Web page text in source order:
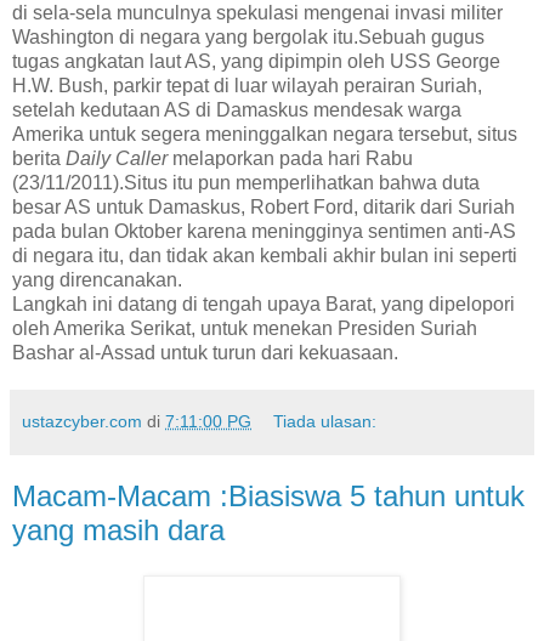
di sela-sela munculnya spekulasi mengenai invasi militer
Washington di negara yang bergolak itu.Sebuah gugus
tugas angkatan laut AS, yang dipimpin oleh USS George
H.W. Bush, parkir tepat di luar wilayah perairan Suriah,
setelah kedutaan AS di Damaskus mendesak warga
Amerika untuk segera meninggalkan negara tersebut, situs
berita Daily Callermelaporkan pada hari Rabu
(23/11/2011).Situs itu pun memperlihatkan bahwa duta
besar AS untuk Damaskus, Robert Ford, ditarik dari Suriah
pada bulan Oktober karena meningginya sentimen anti-AS
di negara itu, dan tidak akan kembali akhir bulan ini seperti
yang direncanakan.
Langkah ini datang di tengah upaya Barat, yang dipelopori
oleh Amerika Serikat, untuk menekan Presiden Suriah
Bashar al-Assad untuk turun dari kekuasaan.
ustazcyber.com di 7:11:00 PG Tiada ulasan:
Macam-Macam :Biasiswa 5 tahun untuk
yang masih dara